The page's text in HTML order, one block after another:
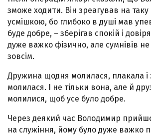
зможе ходити. Він зреагував на
усмішкою, бо глибоко в душі мав
буде добре, – зберігав спокій і
дуже важко фізично, але сумнівів не
зовсім.
Дружина щодня молилася, плакала і
молилася. І не тільки вона, але й
молилися, щоб усе було добре.
Через деякий час Володимир
на служіння, йому було дуже важко